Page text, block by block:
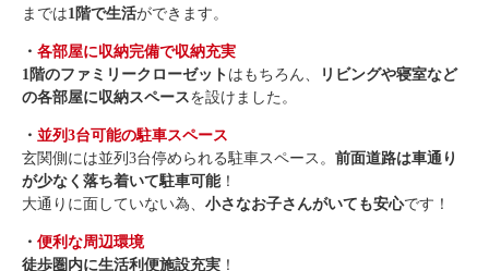
までは1階で生活ができます。
・ 各部屋に収納完備で収納充実
1階のファミリークローゼット はもちろん、
リビングや寝室など
の各部屋に収納スペースを設けました。
・ 並列3台可能の駐車スペース
玄関側には並列3台停められる駐車スペース。 前面道路は車通り
が少なく落ち着いて駐車可能！
大通りに面していない為、 小さなお子さんがいても安心です！
・ 便利な周辺環境
徒歩圏内に生活利便施設充実 ！